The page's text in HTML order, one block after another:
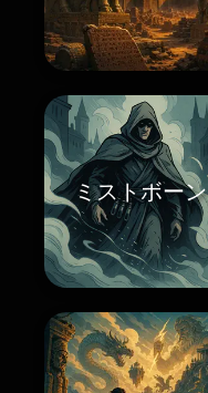
ミストボーン